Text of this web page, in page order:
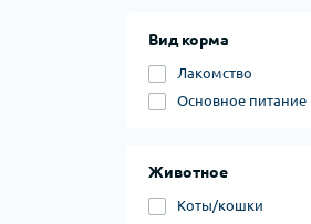
Вид корма
Лакомство
Основное питание
Животное
Коты/кошки